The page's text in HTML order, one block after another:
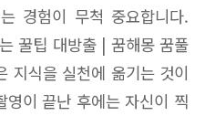
경험이 무척 중요합니다.
꿀팁 대방출 | 꿈해몽 꿈풀
지식을 실천에 옮기는 것이
영이 끝난 후에는 자신이 찍